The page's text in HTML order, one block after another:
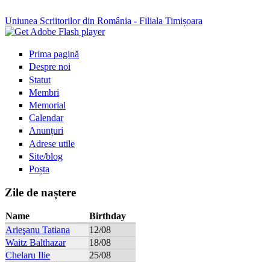
Uniunea Scriitorilor din România - Filiala Timișoara
Prima pagină
Despre noi
Statut
Membri
Memorial
Calendar
Anunțuri
Adrese utile
Site/blog
Poșta
Zile de naștere
Name
Birthday
Arieşanu Tatiana
12/08
Waitz Balthazar
18/08
Chelaru Ilie
25/08